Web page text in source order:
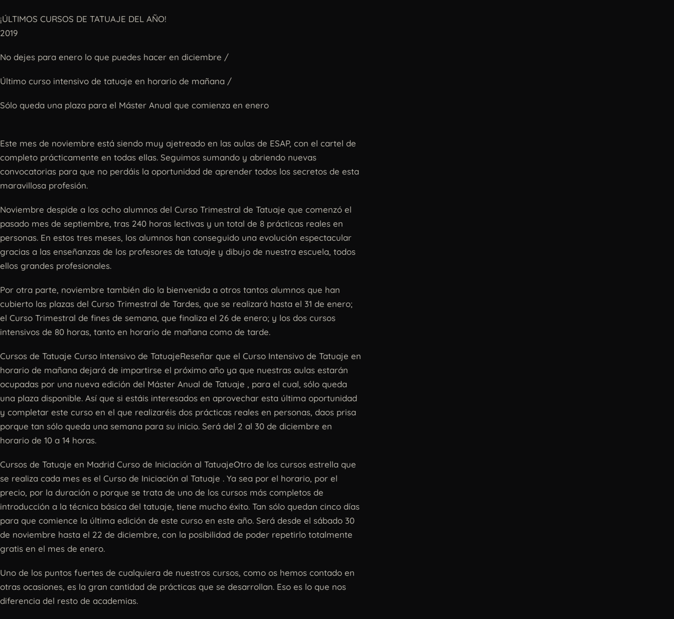
¡ÚLTIMOS CURSOS DE TATUAJE DEL AÑO!
2019
No dejes para enero lo que puedes hacer en diciembre /
Último curso intensivo de tatuaje en horario de mañana /
Sólo queda una plaza para el Máster Anual que comienza en enero
Este mes de noviembre está siendo muy ajetreado en las aulas de ESAP, con el cartel de
completo prácticamente en todas ellas. Seguimos sumando y abriendo nuevas
convocatorias para que no perdáis la oportunidad de aprender todos los secretos de esta
maravillosa profesión.
Noviembre despide a los ocho alumnos del Curso Trimestral de Tatuaje que comenzó el
pasado mes de septiembre, tras 240 horas lectivas y un total de 8 prácticas reales en
personas. En estos tres meses, los alumnos han conseguido una evolución espectacular
gracias a las enseñanzas de los profesores de tatuaje y dibujo de nuestra escuela, todos
ellos grandes profesionales.
Por otra parte, noviembre también dio la bienvenida a otros tantos alumnos que han
cubierto las plazas del Curso Trimestral de Tardes, que se realizará hasta el 31 de enero;
el Curso Trimestral de fines de semana, que finaliza el 26 de enero; y los dos cursos
intensivos de 80 horas, tanto en horario de mañana como de tarde.
Cursos de Tatuaje Curso Intensivo de TatuajeReseñar que el Curso Intensivo de Tatuaje en
horario de mañana dejará de impartirse el próximo año ya que nuestras aulas estarán
ocupadas por una nueva edición del Máster Anual de Tatuaje , para el cual, sólo queda
una plaza disponible. Así que si estáis interesados en aprovechar esta última oportunidad
y completar este curso en el que realizaréis dos prácticas reales en personas, daos prisa
porque tan sólo queda una semana para su inicio. Será del 2 al 30 de diciembre en
horario de 10 a 14 horas.
Cursos de Tatuaje en Madrid Curso de Iniciación al TatuajeOtro de los cursos estrella que
se realiza cada mes es el Curso de Iniciación al Tatuaje . Ya sea por el horario, por el
precio, por la duración o porque se trata de uno de los cursos más completos de
introducción a la técnica básica del tatuaje, tiene mucho éxito. Tan sólo quedan cinco días
para que comience la última edición de este curso en este año. Será desde el sábado 30
de noviembre hasta el 22 de diciembre, con la posibilidad de poder repetirlo totalmente
gratis en el mes de enero.
Uno de los puntos fuertes de cualquiera de nuestros cursos, como os hemos contado en
otras ocasiones, es la gran cantidad de prácticas que se desarrollan. Eso es lo que nos
diferencia del resto de academias.